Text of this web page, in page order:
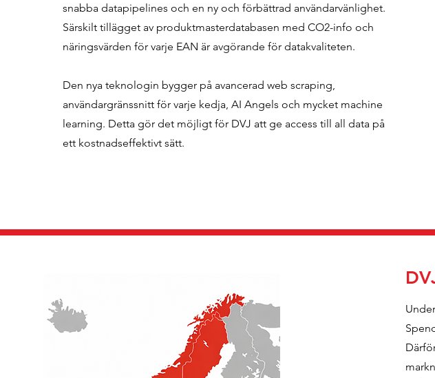
snabba datapipelines och en ny och förbättrad användarvänlighet.
Särskilt tillägget av produktmasterdatabasen med CO2-info och
näringsvärden för varje EAN är avgörande för datakvaliteten.
Den nya teknologin bygger på avancerad web scraping,
användargränssnitt för varje kedja, AI Angels och mycket machine
learning. Detta gör det möjligt för DVJ att ge access till all data på
ett kostnadseffektivt sätt.